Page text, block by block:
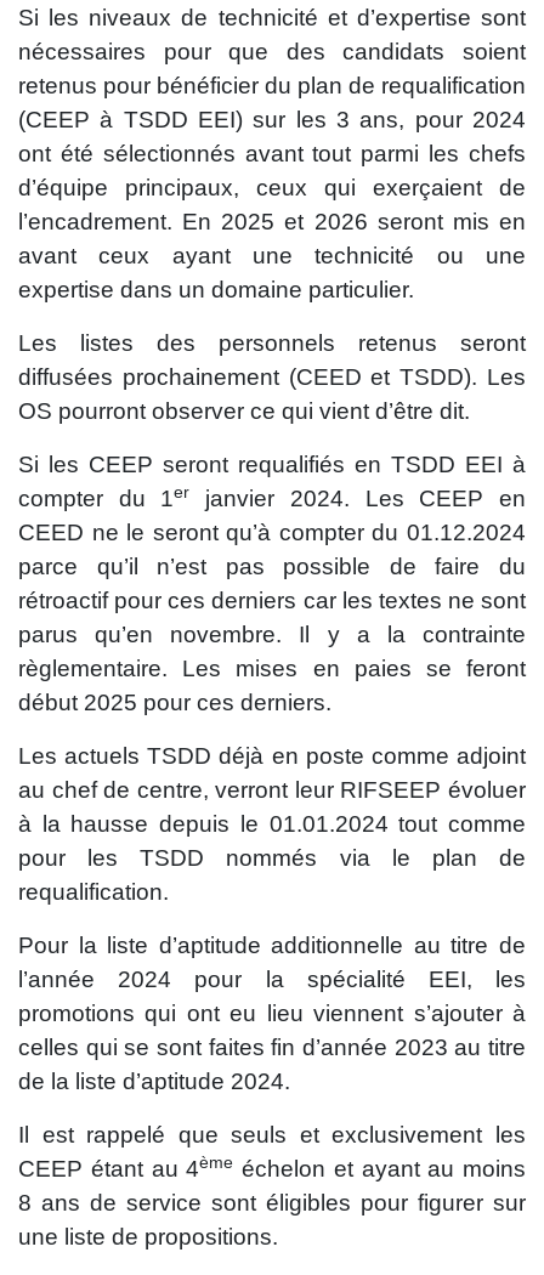
Si les niveaux de technicité et d’expertise sont
nécessaires pour que des candidats soient
retenus pour bénéficier du plan de requalification
(CEEP à TSDD EEI) sur les 3 ans, pour 2024
ont été sélectionnés avant tout parmi les chefs
d’équipe principaux, ceux qui exerçaient de
l’encadrement. En 2025 et 2026 seront mis en
avant ceux ayant une technicité ou une
expertise dans un domaine particulier.
Les listes des personnels retenus seront
diffusées prochainement (CEED et TSDD). Les
OS pourront observer ce qui vient d’être dit.
Si les CEEP seront requalifiés en TSDD EEI à
compter du 1er
janvier 2024. Les CEEP en
CEED ne le seront qu’à compter du 01.12.2024
parce qu’il n’est pas possible de faire du
rétroactif pour ces derniers car les textes ne sont
parus qu’en novembre. Il y a la contrainte
règlementaire. Les mises en paies se feront
début 2025 pour ces derniers.
Les actuels TSDD déjà en poste comme adjoint
au chef de centre, verront leur RIFSEEP évoluer
à la hausse depuis le 01.01.2024 tout comme
pour les TSDD nommés via le plan de
requalification.
Pour la liste d’aptitude additionnelle au titre de
l’année 2024 pour la spécialité EEI, les
promotions qui ont eu lieu viennent s’ajouter à
celles qui se sont faites fin d’année 2023 au titre
de la liste d’aptitude 2024.
Il est rappelé que seuls et exclusivement les
CEEP étant au 4ème échelon et ayant au moins
8 ans de service sont éligibles pour figurer sur
une liste de propositions.